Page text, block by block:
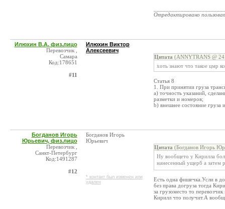
Отредактировано
Илюхин В.А. физ.лицо
Перевозчик ,
Самара
Код:178651
#11
Илюхин Виктор
Алексеевич
Цитата (ANNYTRANS @
хоть знают что такое цмр
Статья 8
1. При принятии груза
a) точность указаний,
разметки и номеров;
b) внешнее состояние груза
Богданов Игорь
Юрьевич, физ.лицо
Перевозчик ,
Санкт-Петербург
Код:1491287
#12
Богданов Игорь
Юрьевич
* контакт был изменен или
удален
Цитата (Богданов Игорь
Ну вообщето у Кирилла
нанесенный ущерб а затем
Есть одна фишечка.Усли в
без права догруза тогда
за грузоместо то
Кирилл что получит.А